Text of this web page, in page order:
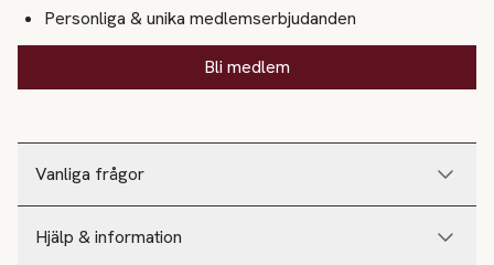
Vanliga frågor
Hjälp & information
Personliga & unika medlemserbjudanden
Bli medlem